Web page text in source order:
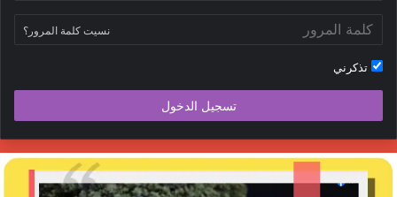
نسيت كلمة المرور؟
تذكرني
تسجيل الدخول
الداخلية